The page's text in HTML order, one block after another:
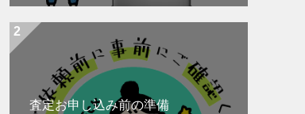
査定お申し込み前の準備